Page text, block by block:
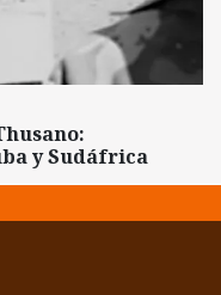
y Sudáfrica